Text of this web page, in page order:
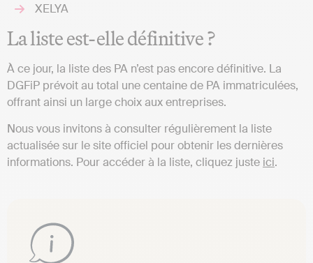
XELYA
La liste est-elle définitive ?
À ce jour, la liste des PA n’est pas encore définitive. La
DGFiP prévoit au total une centaine de PA immatriculées,
offrant ainsi un large choix aux entreprises.
Nous vous invitons à consulter régulièrement la liste
actualisée sur le site officiel pour obtenir les dernières
informations. Pour accéder à la liste, cliquez juste ici.